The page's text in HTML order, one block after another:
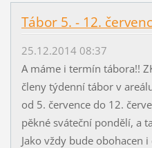
Tábor 5. - 12.
25.12.2014 08:37
A máme i termín tábora!!
členy týdenní tábor v
od 5. července do 12.
pěkné sváteční pondělí, a
Jako vždy bude